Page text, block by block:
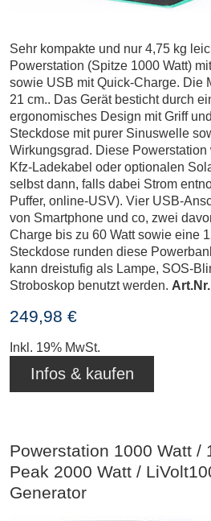
Sehr kompakte und nur 4,75 kg
Powerstation (Spitze 1000 Watt)
sowie USB mit Quick-Charge. Die
21 cm.. Das Gerät besticht durch
ergonomisches Design mit Griff
Steckdose mit purer Sinuswelle
Wirkungsgrad. Diese
Kfz-Ladekabel oder optionalen
selbst dann, falls dabei Strom
Puffer, online-USV). Vier USB-
von Smartphone und co, zwei
Charge bis zu 60 Watt sowie eine
Steckdose runden diese
kann dreistufig als Lampe, SOS-
Stroboskop benutzt werden.
249,98 €
Inkl. 19% MwSt.
Infos & kaufen
Powerstation 1000 Watt /
Peak 2000 Watt /
Generator